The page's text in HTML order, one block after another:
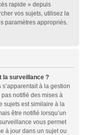
rapide » depuis
vos sujets, utilisez la
paramètres appropriés.
la surveillance ?
à la gestion
pas notifié des mises à
sujets est similaire à la
être notifié lorsqu’un
vous permet
à jour dans un sujet ou